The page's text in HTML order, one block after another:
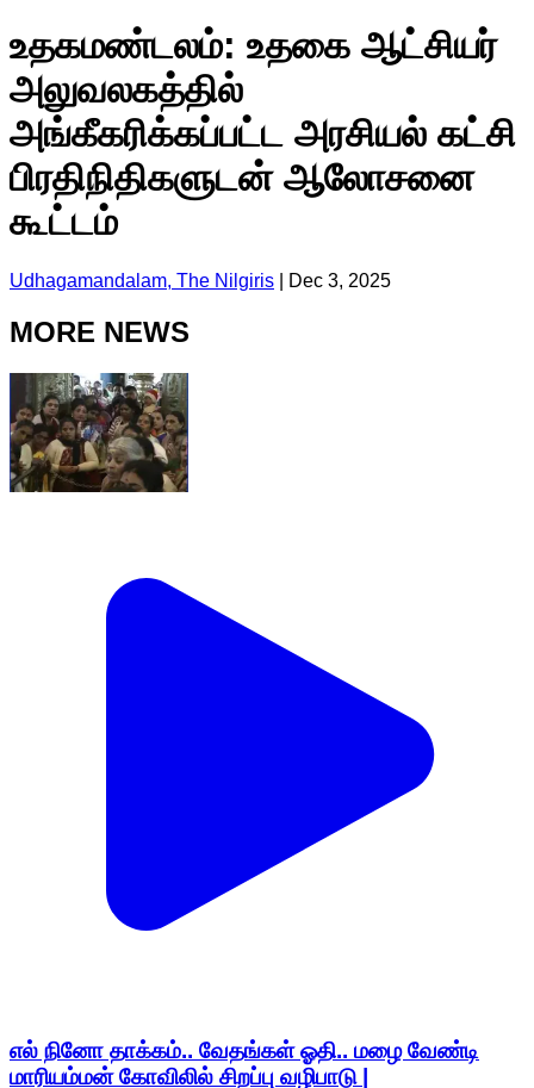
உதகமண்டலம்: உதகை ஆட்சியர்
அலுவலகத்தில்
அங்கீகரிக்கப்பட்ட அரசியல் கட்சி
பிரதிநிதிகளுடன் ஆலோசனை
கூட்டம்
Udhagamandalam, The Nilgiris Dec 3, 2025
MORE NEWS
எல் நினோ தாக்கம்.. வேதங்கள் ஓதி.. மழை வேண்டி
மாரியம்மன் கோவிலில் சிறப்பு வழிபாடு |